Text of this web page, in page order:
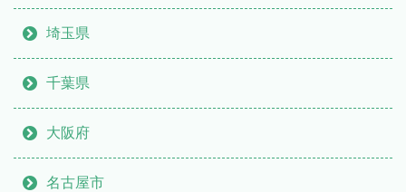
埼玉県
千葉県
大阪府
名古屋市